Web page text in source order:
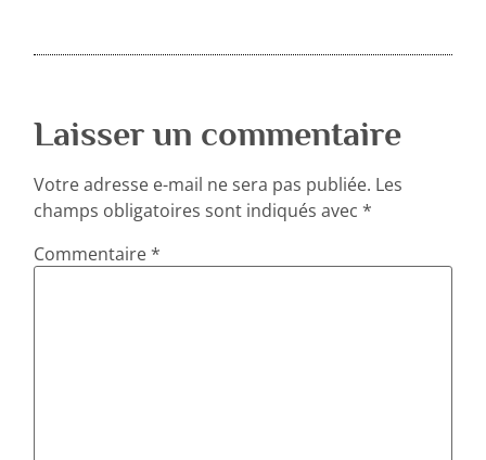
Laisser un commentaire
Votre adresse e-mail ne sera pas publiée. Les
champs obligatoires sont indiqués avec*
Commentaire*